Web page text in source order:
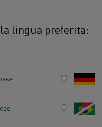
lingua preferita:
Il passaggio dai
migliora
un processo